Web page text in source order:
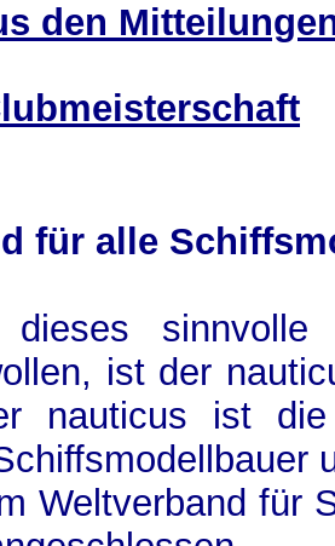
den
für alle
ist der
nauticus ist die
Weltverband für